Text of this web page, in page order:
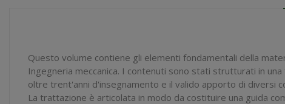
Questo volume contiene gli elementi fondamentali della
Ingegneria meccanica. I contenuti sono stati strutturati in
oltre trent'anni d'insegnamento e il valido apporto di diversi
La trattazione è articolata in modo da costituire una guida